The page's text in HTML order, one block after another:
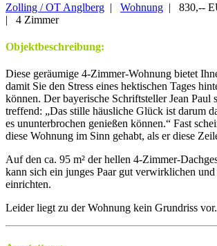
Zolling / OT Anglberg | Wohnung | 830,--
| 4 Zimmer
Objektbeschreibung:
Diese geräumige 4-Zimmer-Wohnung bietet
damit Sie den Stress eines hektischen Tages
können. Der bayerische Schriftsteller Jean Paul
treffend: „Das stille häusliche Glück ist darum
es ununterbrochen genießen können.“ Fast
diese Wohnung im Sinn gehabt, als er diese
Auf den ca. 95 m² der hellen 4-Zimmer-
kann sich ein junges Paar gut verwirklichen
einrichten.
Leider liegt zu der Wohnung kein Grundriss vor.